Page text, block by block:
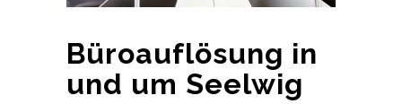
Büroauflösung in
und um Seelwig